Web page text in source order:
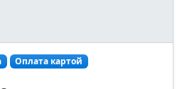
Оплата картой